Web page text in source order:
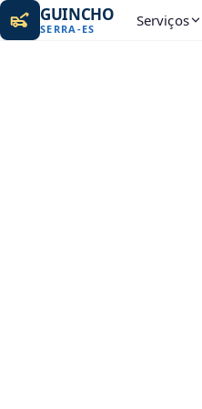
GUINCHO
SERRA-ES Serviços